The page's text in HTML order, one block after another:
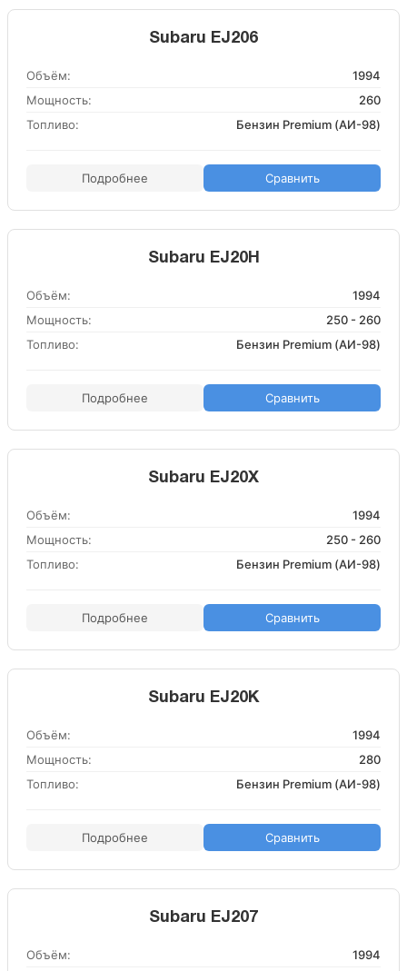
Subaru EJ206
Объём:
1994
Мощность:
260
Топливо:
Бензин Premium (АИ-98)
Подробнее Сравнить
Subaru EJ20H
Объём:
1994
Мощность:
250 - 260
Топливо:
Бензин Premium (АИ-98)
Подробнее Сравнить
Subaru EJ20X
Объём:
1994
Мощность:
250 - 260
Топливо:
Бензин Premium (АИ-98)
Подробнее Сравнить
Subaru EJ20K
Объём:
1994
Мощность:
280
Топливо:
Бензин Premium (АИ-98)
Подробнее Сравнить
Subaru EJ207
Объём:
1994